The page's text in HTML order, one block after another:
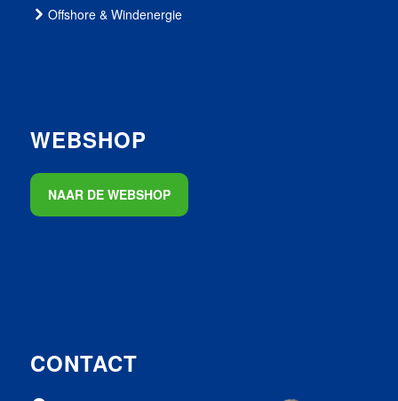
Offshore & Windenergie
WEBSHOP
NAAR DE WEBSHOP
CONTACT